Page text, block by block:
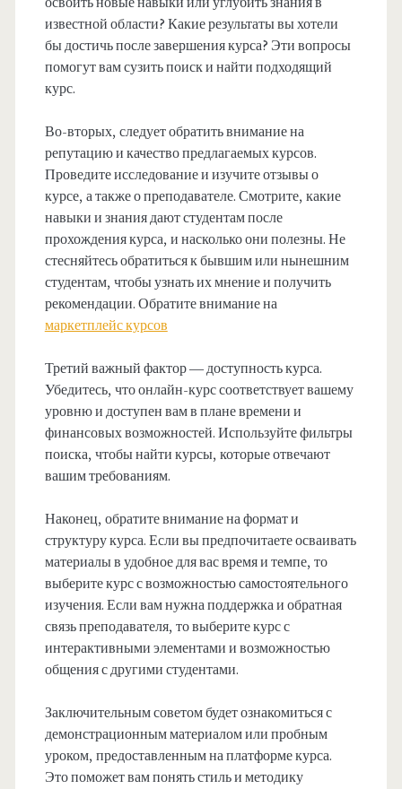
известной области? Какие результаты вы хотели
бы достичь после завершения курса? Эти вопросы
помогут вам сузить поиск и найти подходящий
курс.
Во-вторых, следует обратить внимание на
репутацию и качество предлагаемых курсов.
Проведите исследование и изучите отзывы о
курсе, а также о преподавателе. Смотрите, какие
навыки и знания дают студентам после
прохождения курса, и насколько они полезны. Не
стесняйтесь обратиться к бывшим или нынешним
студентам, чтобы узнать их мнение и получить
рекомендации. Обратите внимание на
маркетплейс курсов
Третий важный фактор — доступность курса.
Убедитесь, что онлайн-курс соответствует вашему
уровню и доступен вам в плане времени и
финансовых возможностей. Используйте фильтры
поиска, чтобы найти курсы, которые отвечают
вашим требованиям.
Наконец, обратите внимание на формат и
структуру курса. Если вы предпочитаете осваивать
материалы в удобное для вас время и темпе, то
выберите курс с возможностью самостоятельного
изучения. Если вам нужна поддержка и обратная
связь преподавателя, то выберите курс с
интерактивными элементами и возможностью
общения с другими студентами.
Заключительным советом будет ознакомиться с
демонстрационным материалом или пробным
уроком, предоставленным на платформе курса.
Это поможет вам понять стиль и методику